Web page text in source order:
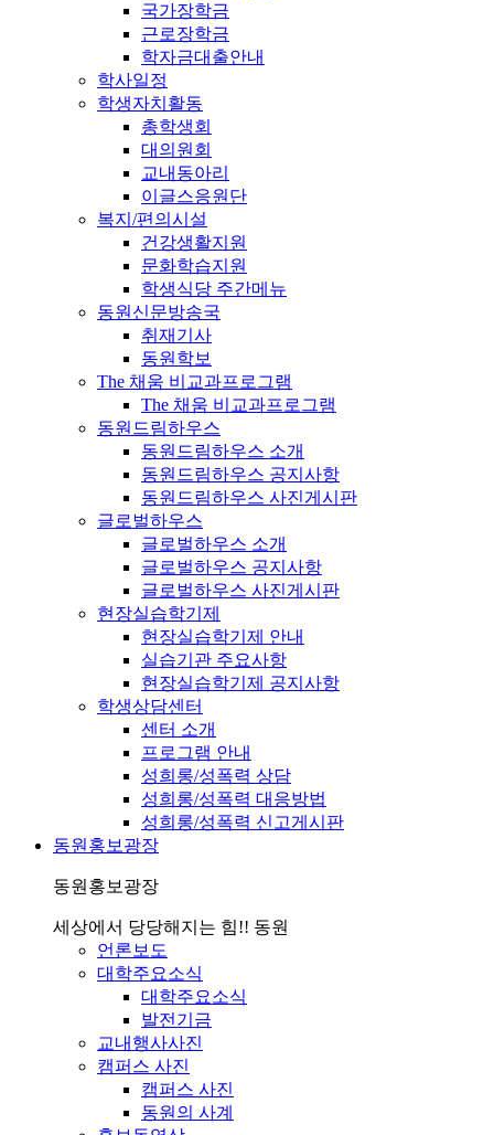
국가장학금
근로장학금
학자금대출안내
학사일정
학생자치활동
총학생회
대의원회
교내동아리
이글스응원단
복지/편의시설
건강생활지원
문화학습지원
학생식당 주간메뉴
동원신문방송국
취재기사
동원학보
The 채움 비교과프로그램
The 채움 비교과프로그램
동원드림하우스
동원드림하우스 소개
동원드림하우스 공지사항
동원드림하우스 사진게시판
글로벌하우스
글로벌하우스 소개
글로벌하우스 공지사항
글로벌하우스 사진게시판
현장실습학기제
현장실습학기제 안내
실습기관 주요사항
현장실습학기제 공지사항
학생상담센터
센터 소개
프로그램 안내
성희롱/성폭력 상담
성희롱/성폭력 대응방법
성희롱/성폭력 신고게시판
동원홍보광장
동원홍보광장
세상에서 당당해지는 힘!! 동원
언론보도
대학주요소식
대학주요소식
발전기금
교내행사사진
캠퍼스 사진
캠퍼스 사진
동원의 사계